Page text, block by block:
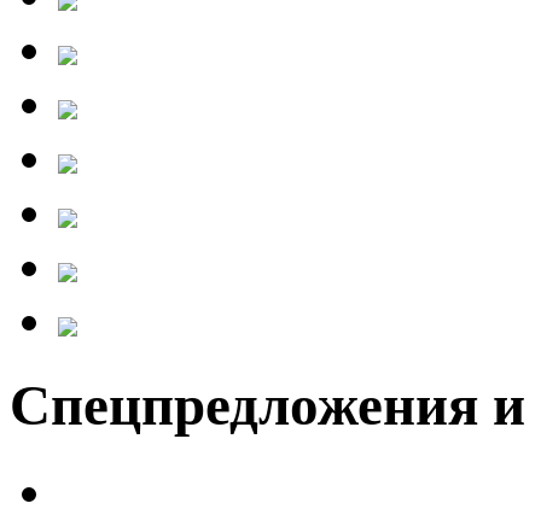
Спецпредложения